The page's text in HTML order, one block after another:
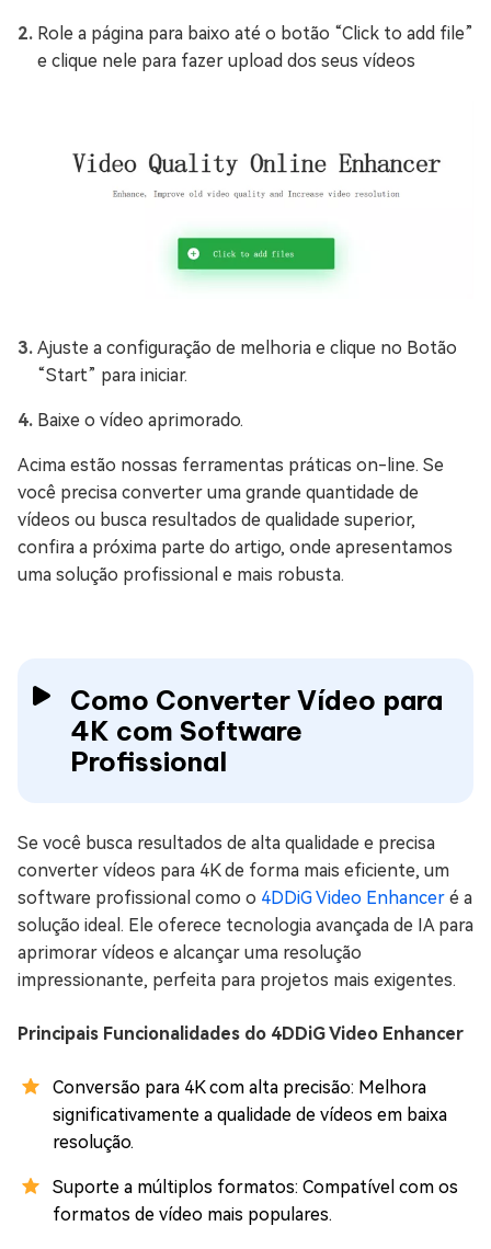
Role a página para baixo até o botão “Click to add file”
e clique nele para fazer upload dos seus vídeos
Ajuste a configuração de melhoria e clique no Botão
“Start” para iniciar.
Baixe o vídeo aprimorado.
Acima estão nossas ferramentas práticas on-line. Se
você precisa converter uma grande quantidade de
vídeos ou busca resultados de qualidade superior,
confira a próxima parte do artigo, onde apresentamos
uma solução profissional e mais robusta.
Como Converter Vídeo para
4K com Software
Profissional
Se você busca resultados de alta qualidade e precisa
converter vídeos para 4K de forma mais eficiente, um
software profissional como o 4DDiG Video Enhancer é a
solução ideal. Ele oferece tecnologia avançada de IA para
aprimorar vídeos e alcançar uma resolução
impressionante, perfeita para projetos mais exigentes.
Principais Funcionalidades do 4DDiG Video Enhancer
Conversão para 4K com alta precisão: Melhora
significativamente a qualidade de vídeos em baixa
resolução.
Suporte a múltiplos formatos: Compatível com os
formatos de vídeo mais populares.